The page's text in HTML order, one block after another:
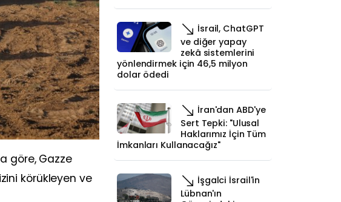
göre, Gazze
körükleyen ve
İsrail, ChatGPT
ve diğer yapay
zekâ sistemlerini
yönlendirmek için 46,5 milyon
dolar ödedi
İran'dan ABD'ye
Sert Tepki: "Ulusal
Haklarımız İçin Tüm
İmkanları Kullanacağız"
İşgalci İsrail'in
Lübnan'ın